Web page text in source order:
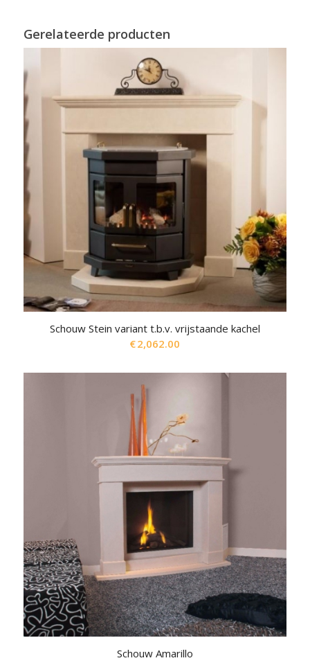
Gerelateerde producten
Schouw Stein variant t.b.v. vrijstaande kachel
€2,062.00
Schouw Amarillo